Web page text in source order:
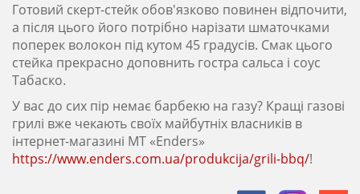
Готовий скерт-стейк обов'язково повинен відпочити,
а після цього його потрібно нарізати шматочками
поперек волокон під кутом 45 градусів. Смак цього
стейка прекрасно доповнить гостра сальса і соус
Табаско.
У вас до сих пір немає барбекю на газу? Кращі газові
грилі вже чекають своїх майбутніх власників в
інтернет-магазині МТ «Enders»
https://www.enders.com.ua/produkcija/grili-bbq/!